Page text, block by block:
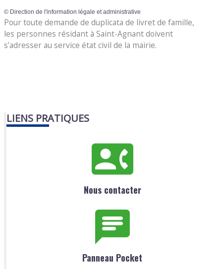
© Direction de l'information légale et administrative
Pour toute demande de duplicata de livret de famille,
les personnes résidant à Saint-Agnant doivent
s’adresser au service état civil de la mairie.
LIENS PRATIQUES
Nous contacter
Panneau Pocket